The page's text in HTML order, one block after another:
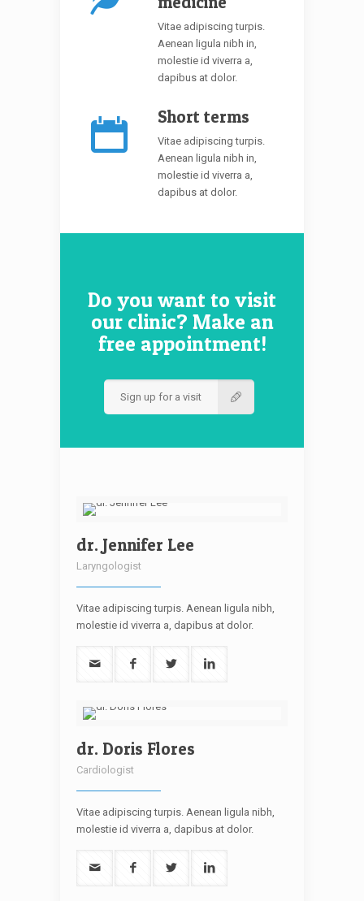
Vitae adipiscing turpis.
Aenean ligula nibh in,
molestie id viverra a,
dapibus at dolor.
Short terms
Vitae adipiscing turpis.
Aenean ligula nibh in,
molestie id viverra a,
dapibus at dolor.
Do you want to visit
our clinic? Make an
free appointment!
Sign up for a visit
dr. Jennifer Lee
Laryngologist
Vitae adipiscing turpis. Aenean ligula nibh,
molestie id viverra a, dapibus at dolor.
dr. Doris Flores
Cardiologist
Vitae adipiscing turpis. Aenean ligula nibh,
molestie id viverra a, dapibus at dolor.